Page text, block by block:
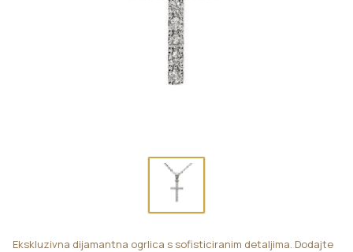
Ekskluzivna dijamantna ogrlica s sofisticiranim detaljima. Dodajte